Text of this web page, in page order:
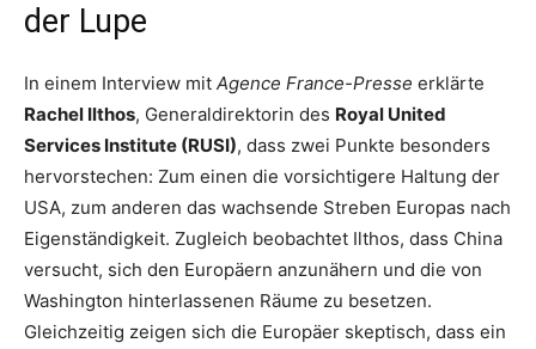
der Lupe
In einem Interview mit Agence France-Presse erklärte
Rachel Ilthos, Generaldirektorin des Royal United
Services Institute (RUSI), dass zwei Punkte besonders
hervorstechen: Zum einen die vorsichtigere Haltung der
USA, zum anderen das wachsende Streben Europas nach
Eigenständigkeit. Zugleich beobachtet Ilthos, dass China
versucht, sich den Europäern anzunähern und die von
Washington hinterlassenen Räume zu besetzen.
Gleichzeitig zeigen sich die Europäer skeptisch, dass ein